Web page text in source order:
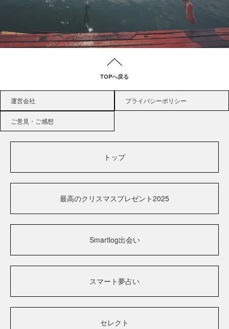
TOPへ戻る
運営会社 プライバシーポリシー
ご意見・ご感想
トップ
最高のクリスマスプレゼント2025
Smartlog出会い
スマート夢占い
セレクト